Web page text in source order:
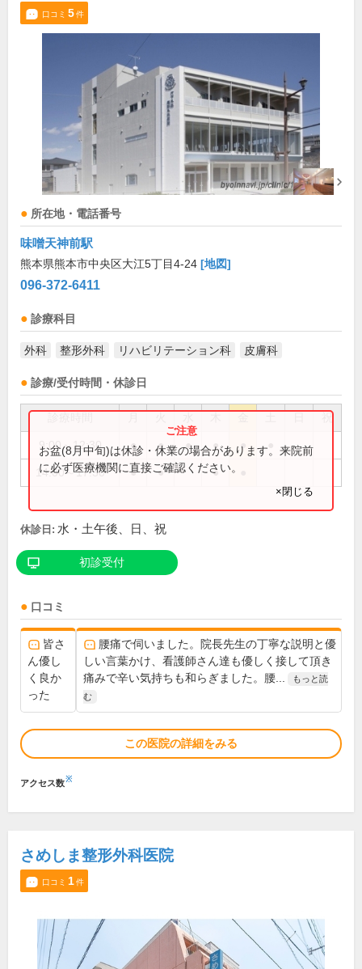
口コミ 5件
所在地・電話番号
味噌天神前駅
熊本県熊本市中央区大江5丁目4-24 [地図]
096-372-6411
診療科目
外科 整形外科 リハビリテーション科 皮膚科
診療/受付時間・休診日
祝
9:00～12:30 ● ● ● ● ●
14:00～17:30 ● ● ●
お盆(8月中旬)は休診・休業の場合があります。来院前
に必ず医療機関に直接ご確認ください。
×閉じる
休診日: 水・土午後、日、祝
初診受付
口コミ
皆さ
ん優し
く良か
った
腰痛で伺いました。院長先生の丁寧な説明と優
しい言葉かけ、看護師さん達も優しく接して頂き
痛みで辛い気持ちも和らぎました。腰...
もっと読
む
この医院の詳細をみる
アクセス数※
さめしま整形外科医院
口コミ 1件